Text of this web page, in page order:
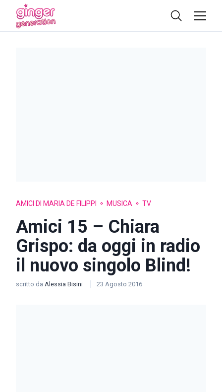
AMICI DI MARIA DE FILIPPI MUSICA TV
Amici 15 – Chiara
Grispo: da oggi in radio
il nuovo singolo Blind!
scritto da Alessia Bisini 23 Agosto 2016